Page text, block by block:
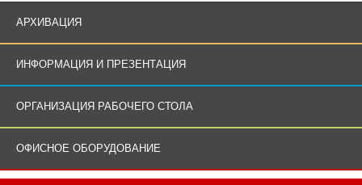
АРХИВАЦИЯ
ИНФОРМАЦИЯ И ПРЕЗЕНТАЦИЯ
ОРГАНИЗАЦИЯ РАБОЧЕГО СТОЛА
ОФИСНОЕ ОБОРУДОВАНИЕ